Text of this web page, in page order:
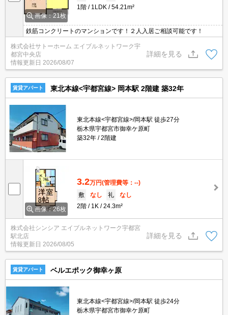
画像：21枚
1階
1LDK 54.21m²
鉄筋コンクリートのマンションです！２人入居ご相談可能です！
株式会社サトーホーム エイブルネットワーク宇
都宮中央店
情報更新日 2026/08/07
詳細を見る
賃貸アパート 東北本線<宇都宮線> 岡本駅 2階建 築32年
東北本線<宇都宮線>/岡本駅 徒歩27分
栃木県宇都宮市御幸ケ原町
築32年
2階建
画像：26枚
3.2万円(管理費等：--)
敷
なし 礼
なし
2階
1K 24.3m²
株式会社シンシア エイブルネットワーク宇都宮
駅北店
情報更新日 2026/08/05
詳細を見る
賃貸アパート ベルエポック御幸ヶ原
東北本線<宇都宮線>/岡本駅 徒歩24分
栃木県宇都宮市御幸ケ原町